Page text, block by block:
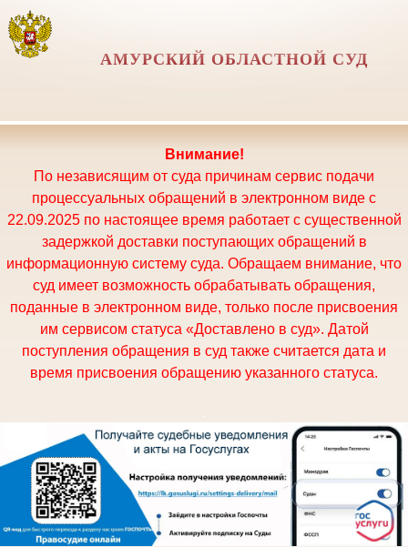
АМУРСКИЙ ОБЛАСТНОЙ СУД
Внимание!
По независящим от суда причинам сервис подачи
процессуальных обращений в электронном виде с
22.09.2025 по настоящее время работает с существенной
задержкой доставки поступающих обращений в
информационную систему суда. Обращаем внимание, что
суд имеет возможность обрабатывать обращения,
поданные в электронном виде, только после присвоения
им сервисом статуса «Доставлено в суд». Датой
поступления обращения в суд также считается дата и
время присвоения обращению указанного статуса.